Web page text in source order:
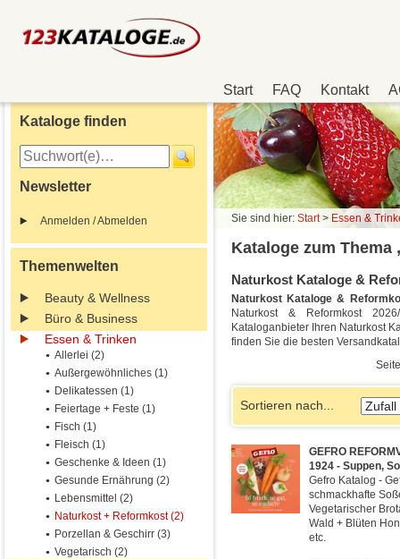
Start FAQ Kontakt
Kataloge finden
Newsletter
Anmelden / Abmelden
Themenwelten
Beauty & Wellness
Büro & Business
Essen & Trinken
Allerlei (2)
Außergewöhnliches (1)
Delikatessen (1)
Feiertage + Feste (1)
Fisch (1)
Fleisch (1)
Geschenke & Ideen (1)
Gesunde Ernährung (2)
Lebensmittel (2)
Naturkost + Reformkost (2)
Porzellan & Geschirr (3)
Vegetarisch (2)
Sie sind hier: Start> Essen &
Kataloge zum Thema
Naturkost Kataloge &
Naturkost Kataloge &
Naturkost & Reformkost
Kataloganbieter Ihren Naturkost
finden Sie die besten
Sortieren nach...
GEFRO
1924 - Suppen,
Gefro Katalog -
schmackhafte
Vegetarischer
Wald + Blüten
etc.